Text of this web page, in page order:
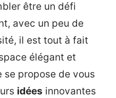
être un défi
avec un peu de
il est tout à fait
élégant et
propose de vous
idées innovantes